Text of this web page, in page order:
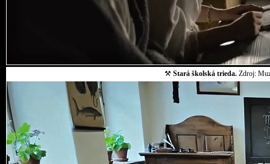
⚒ Stará školská trieda. Zdroj: